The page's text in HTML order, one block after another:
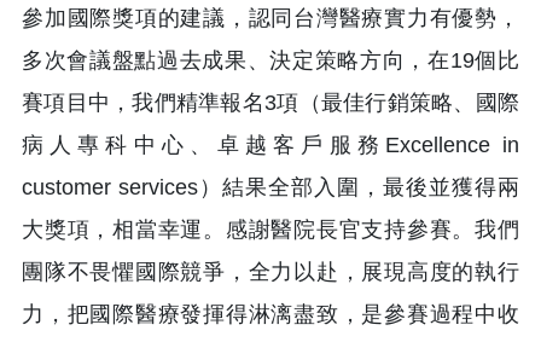
參加國際獎項的建議，認同台灣醫療實力有優勢，
多次會議盤點過去成果、決定策略方向，在19個比
賽項目中，我們精準報名3項（最佳行銷策略、國際
病人專科中心、卓越客戶服務Excellence in
customer services）結果全部入圍，最後並獲得兩
大獎項，相當幸運。感謝醫院長官支持參賽。我們
團隊不畏懼國際競爭，全力以赴，展現高度的執行
力，把國際醫療發揮得淋漓盡致，是參賽過程中收